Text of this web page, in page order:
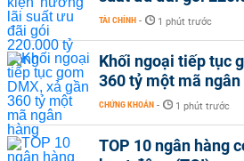
TÀI CHÍNH - 1 phút trước
Khối ngoại tiếp tục
360 tỷ một mã ngân
CHỨNG KHOÁN - 1 phút trước
TOP 10 ngân hàng